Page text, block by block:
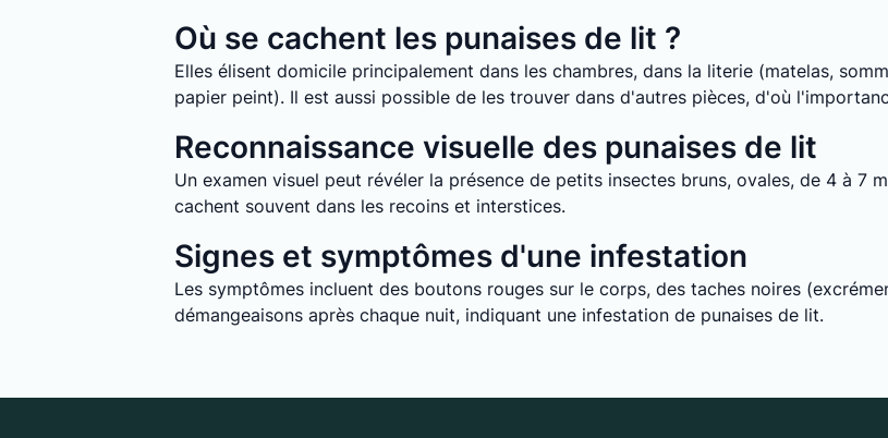
Où se cachent les punaises de lit ?
Elles élisent domicile principalement dans les chambres, dans la literie (matelas,
papier peint). Il est aussi possible de les trouver dans d'autres pièces, d'où
Reconnaissance visuelle des punaises de lit
Un examen visuel peut révéler la présence de petits insectes bruns, ovales, de 4 à 7
cachent souvent dans les recoins et interstices.
Signes et symptômes d'une infestation
Les symptômes incluent des boutons rouges sur le corps, des taches noires
démangeaisons après chaque nuit, indiquant une infestation de punaises de lit.